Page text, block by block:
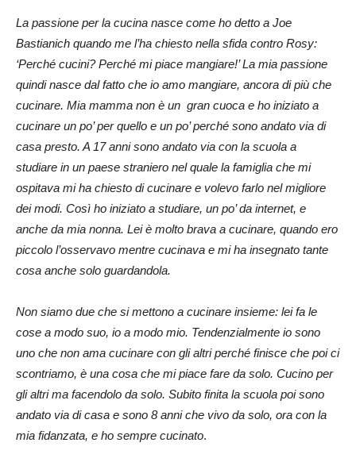
La passione per la cucina nasce come ho detto a Joe
Bastianich quando me l’ha chiesto nella sfida contro Rosy:
‘Perché cucini? Perché mi piace mangiare!’ La mia passione
quindi nasce dal fatto che io amo mangiare, ancora di più che
cucinare. Mia mamma non è un gran cuoca e ho iniziato a
cucinare un po’ per quello e un po’ perché sono andato via di
casa presto. A 17 anni sono andato via con la scuola a
studiare in un paese straniero nel quale la famiglia che mi
ospitava mi ha chiesto di cucinare e volevo farlo nel migliore
dei modi. Così ho iniziato a studiare, un po’ da internet, e
anche da mia nonna. Lei è molto brava a cucinare, quando ero
piccolo l’osservavo mentre cucinava e mi ha insegnato tante
cosa anche solo guardandola.
Non siamo due che si mettono a cucinare insieme: lei fa le
cose a modo suo, io a modo mio. Tendenzialmente io sono
uno che non ama cucinare con gli altri perché finisce che poi ci
scontriamo, è una cosa che mi piace fare da solo. Cucino per
gli altri ma facendolo da solo. Subito finita la scuola poi sono
andato via di casa e sono 8 anni che vivo da solo, ora con la
mia fidanzata, e ho sempre cucinato.